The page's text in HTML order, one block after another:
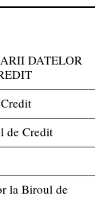
DATELOR
de Credit
la Biroul de